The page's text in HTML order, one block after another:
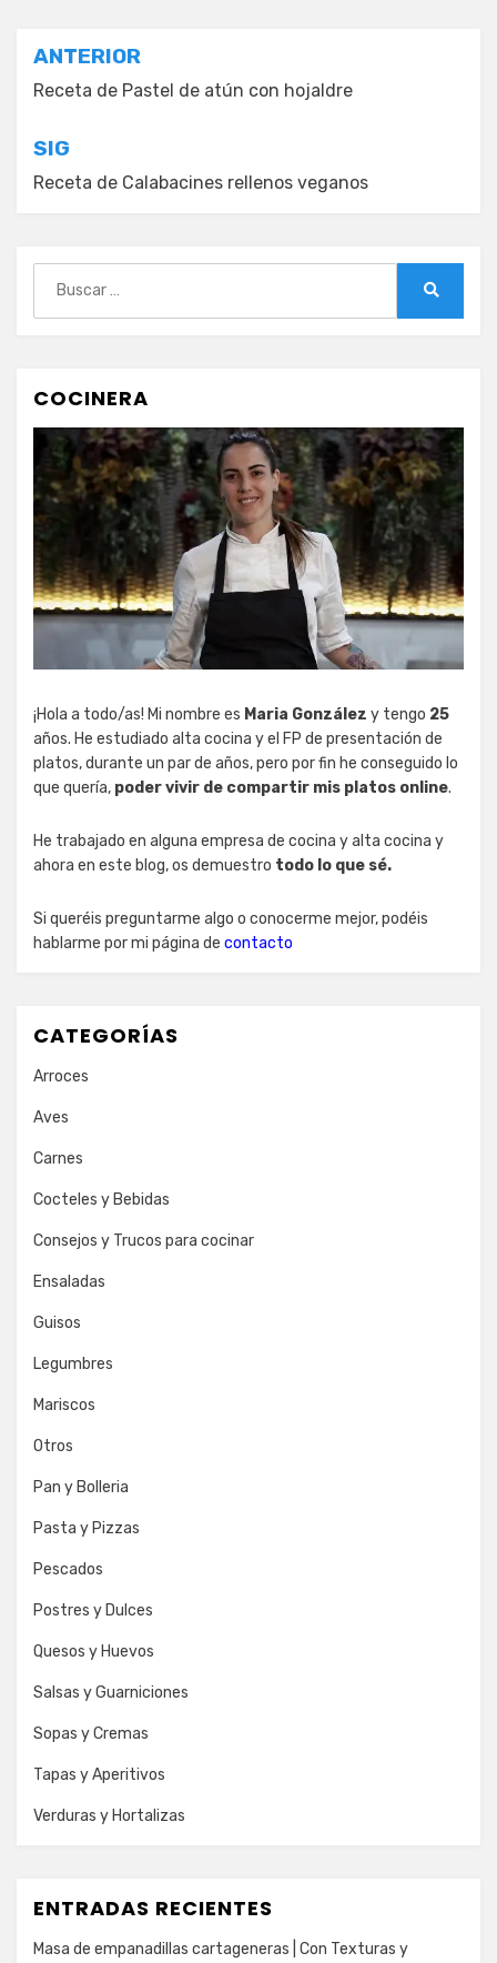
Navegación
de
entradas
ANTERIOR
Receta de Pastel de atún con hojaldre
SIG
Receta de Calabacines rellenos veganos
COCINERA
¡Hola a todo/as! Mi nombre es Maria González y tengo 25
años. He estudiado alta cocina y el FP de presentación de
platos, durante un par de años, pero por fin he conseguido lo
que quería, poder vivir de compartir mis platos online.
He trabajado en alguna empresa de cocina y alta cocina y
ahora en este blog, os demuestro todo lo que sé.
Si queréis preguntarme algo o conocerme mejor, podéis
hablarme por mi página de contacto
CATEGORÍAS
Arroces
Aves
Carnes
Cocteles y Bebidas
Consejos y Trucos para cocinar
Ensaladas
Guisos
Legumbres
Mariscos
Otros
Pan y Bolleria
Pasta y Pizzas
Pescados
Postres y Dulces
Quesos y Huevos
Salsas y Guarniciones
Sopas y Cremas
Tapas y Aperitivos
Verduras y Hortalizas
ENTRADAS RECIENTES
Masa de empanadillas cartageneras | Con Texturas y